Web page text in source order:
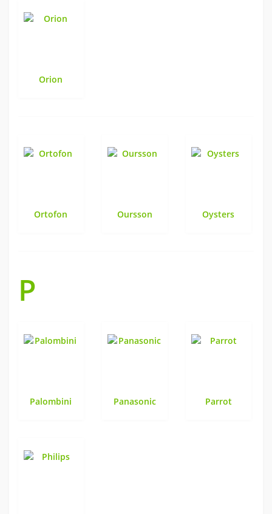
Orion
Ortofon Oursson Oysters
P
Palombini Panasonic Parrot